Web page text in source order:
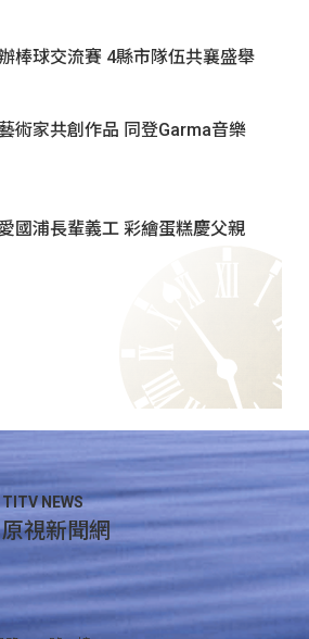
棒球交流賽 4縣市隊伍共襄盛舉
術家共創作品 同登Garma音樂
國浦長輩義工 彩繪蛋糕慶父親
TITV NEWS
原視新聞網